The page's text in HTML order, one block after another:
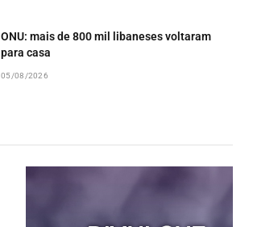
ONU: mais de 800 mil libaneses voltaram
para casa
05/08/2026